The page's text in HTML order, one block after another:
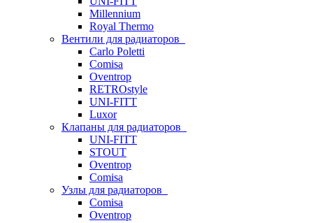
Millennium
Royal Thermo
Вентили для радиаторов
Carlo Poletti
Comisa
Oventrop
RETROstyle
UNI-FITT
Luxor
Клапаны для радиаторов
UNI-FITT
STOUT
Oventrop
Comisa
Узлы для радиаторов
Comisa
Oventrop